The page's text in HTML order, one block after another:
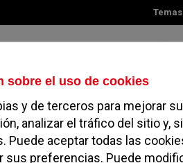
Temas
07 de agosto de 2026
SOCIEDAD MAGAZINE SERVICIOS